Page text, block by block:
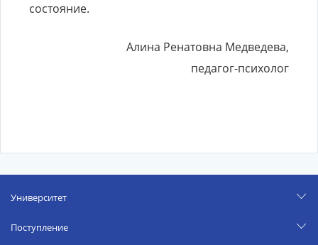
состояние.
Алина Ренатовна Медведева,
педагог-психолог
Университет
Поступление